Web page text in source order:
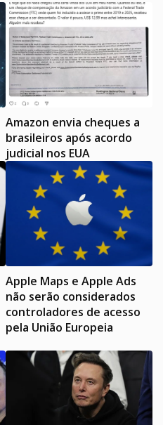
Amazon envia cheques a
brasileiros após acordo
judicial nos EUA
Apple Maps e Apple Ads
não serão considerados
controladores de acesso
pela União Europeia